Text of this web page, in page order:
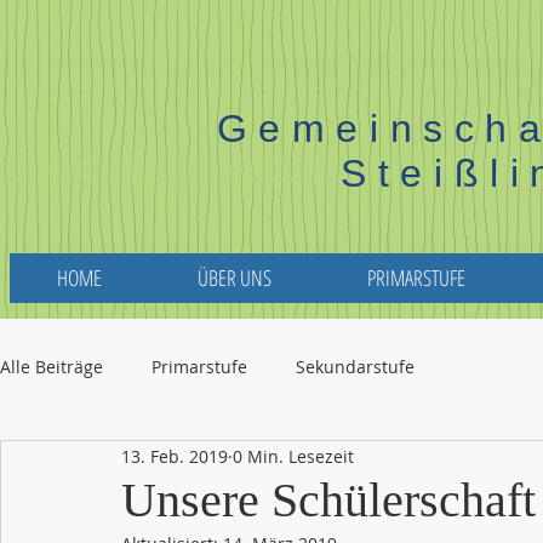
HOME ÜBER UNS PRIMARSTUFE
Alle Beiträge Primarstufe Sekundarstufe
Unsere
13. Feb. 2019 0 Min. Lesezeit